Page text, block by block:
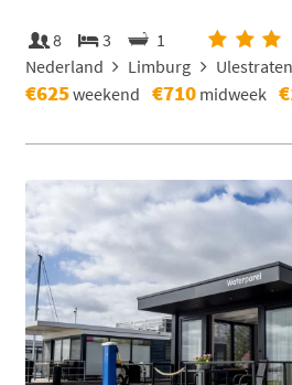
8 3
1
Nederland
Limburg
€625weekend €710 midweek